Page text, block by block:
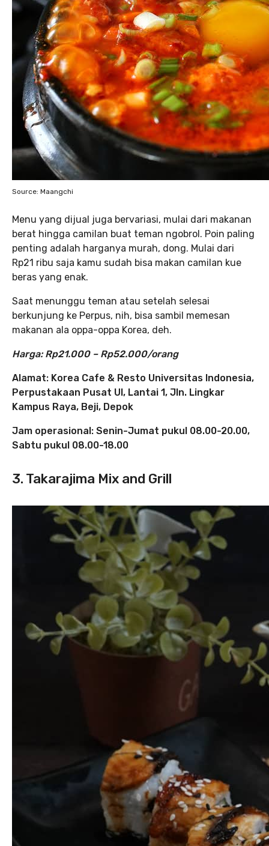
Source: Maangchi
Menu yang dijual juga bervariasi, mulai dari makanan
berat hingga camilan buat teman ngobrol. Poin paling
penting adalah harganya murah, dong. Mulai dari
Rp21 ribu saja kamu sudah bisa makan camilan kue
beras yang enak.
Saat menunggu teman atau setelah selesai
berkunjung ke Perpus, nih, bisa sambil memesan
makanan ala oppa-oppa Korea, deh.
Harga: Rp21.000 – Rp52.000/orang
Alamat: Korea Cafe & Resto Universitas Indonesia,
Perpustakaan Pusat UI, Lantai 1, Jln. Lingkar
Kampus Raya, Beji, Depok
Jam operasional: Senin-Jumat pukul 08.00-20.00,
Sabtu pukul 08.00-18.00
3. Takarajima Mix and Grill